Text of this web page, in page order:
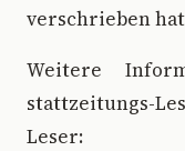
verschrieben
Weitere
stattzeitungs-
Leser: